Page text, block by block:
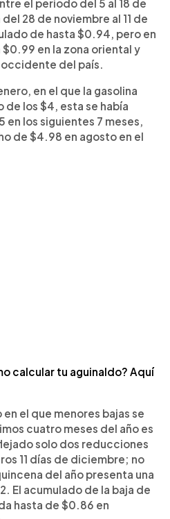
el periodo del 5 al 18 de
28 de noviembre al 11 de
de hasta $0.94, pero en
en la zona oriental y
del país.
en el que la gasolina
de los $4, esta se había
en los siguientes 7 meses,
de $4.98 en agosto en el
calcular tu aguinaldo? Aquí
el que menores bajas se
cuatro meses del año es
solo dos reducciones
11 días de diciembre; no
del año presenta una
El acumulado de la baja de
hasta de $0.86 en